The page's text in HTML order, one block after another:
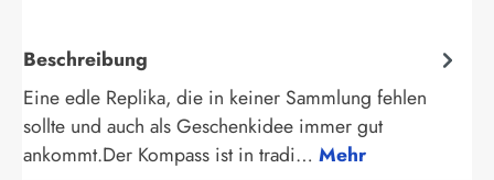
Beschreibung
Eine edle Replika, die in keiner Sammlung fehlen
sollte und auch als Geschenkidee immer gut
ankommt.Der Kompass ist in tradi… Mehr